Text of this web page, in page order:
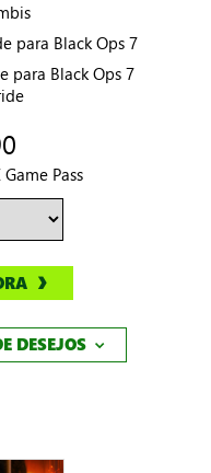
para Black Ops 7
para Black Ops 7
Pass
DESEJOS